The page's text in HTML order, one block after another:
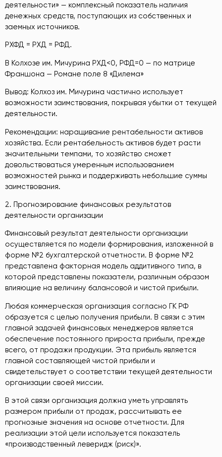
деятельности» — комплексный показатель наличия
денежных средств, поступающих из собственных и
заемных источников.
РХФД = РХД = РФД.
В Колхозе им. Мичурина РХД<0, РФД=0 — по матрице
Франшона — Романе поле 8 «Дилема»
Вывод: Колхоз им. Мичурина частично использует
возможности заимствования, покрывая убытки от текущей
деятельности.
Рекомендации: наращивание рентабельности активов
хозяйства. Если рентабельность активов будет расти
значительными темпами, то хозяйство сможет
довольствоваться умеренным использованием
возможностей рынка и поддерживать небольшие суммы
заимствования.
2. Прогнозирование финансовых результатов
деятельности организации
Финансовый результат деятельности организации
осуществляется по модели формирования, изложенной в
форме №2 бухгалтерской отчетности. В форме №2
представлена факторная модель аддитивного типа, в
которой представлены показатели, различным образом
влияющие на величину балансовой и чистой прибыли.
Любая коммерческая организация согласно ГК РФ
образуется с целью получения прибыли. В связи с этим
главной задачей финансовых менеджеров является
обеспечение постоянного прироста прибыли, прежде
всего, от продажи продукции. Эта прибыль является
главной составляющей чистой прибыли и
свидетельствует о соответствии текущей деятельности
организации своей миссии.
В этой связи организация должна уметь управлять
размером прибыли от продаж, рассчитывать ее
прогнозные значения на основе отчетности. Для
реализации этой цели используется показатель
«производственный леверидж (риск)».